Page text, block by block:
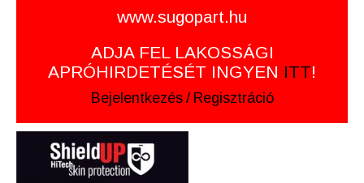
www.sugopart.hu
ADJA FEL LAKOSSÁGI
APRÓHIRDETÉSÉT INGYEN ITT!
Bejelentkezés / Regisztráció